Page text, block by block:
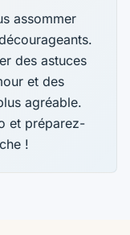
assommer
des astuces
et des
agréable.
et préparez-
!